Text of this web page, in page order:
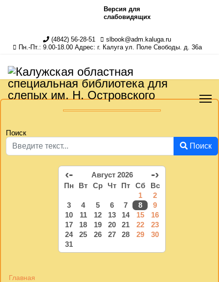
Версия для
слабовидящих
(4842) 56-28-51
slbook@adm.kaluga.ru
Пн.-Пт.: 9.00-18.00 Адрес: г. Калуга ул. Поле Свободы. д. 36а
Поиск
Поиск
‹- Август 2026 -›
Пн Вт Ср Чт Пт Сб
Вс
1
2
3
4 5 6 7 8
9
10
11 12 13 14 15
16
17
18 19 20 21 22
23
24
25 26 27 28 29
30
31
Главная